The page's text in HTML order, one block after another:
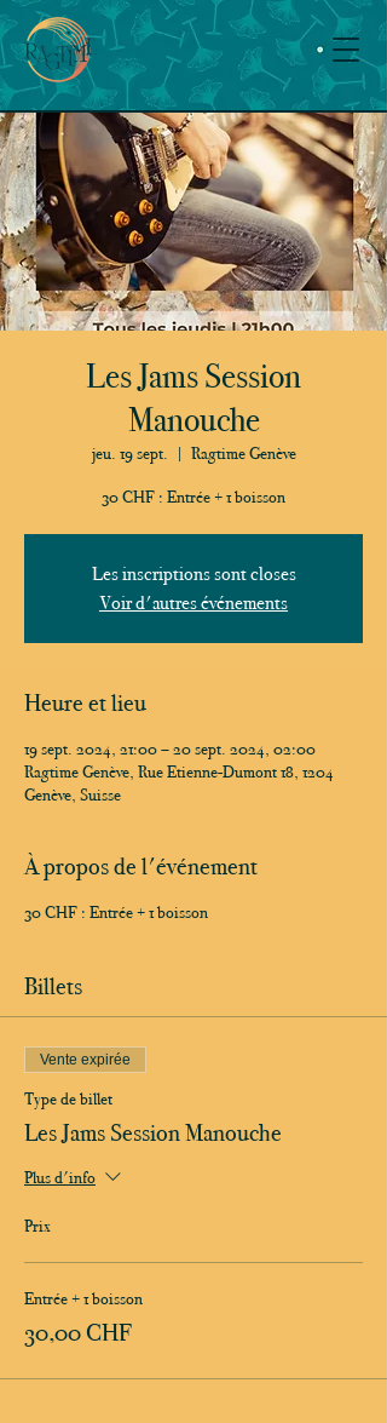
Les Jams Session
Manouche
jeu. 19 sept.
  |
Ragtime Genève
30 CHF : Entrée + 1 boisson
Les inscriptions sont closes
Voir d'autres événements
Heure et lieu
19 sept. 2024, 21:00 – 20 sept. 2024, 02:00
Ragtime Genève, Rue Etienne-Dumont 18, 1204
Genève, Suisse
À propos de l'événement
30 CHF : Entrée + 1 boisson
Billets
Vente expirée
Type de billet
Les Jams Session Manouche
Plus d'info
Prix
Entrée + 1 boisson
30,00 CHF